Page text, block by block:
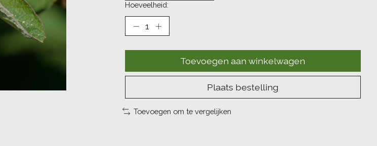
Hoeveelheid:
Toevoegen aan winkelwagen
Plaats bestelling
Toevoegen om te vergelijken